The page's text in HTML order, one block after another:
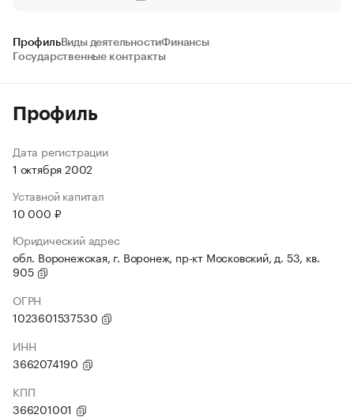
ПрофильВиды деятельностиФинансы
Государственные контракты
Профиль
Дата регистрации
1 октября 2002
Уставной капитал
10 000 ₽
Юридический адрес
обл. Воронежская, г. Воронеж, пр-кт Московский, д. 53, кв.
905
ОГРН
1023601537530
ИНН
3662074190
КПП
366201001